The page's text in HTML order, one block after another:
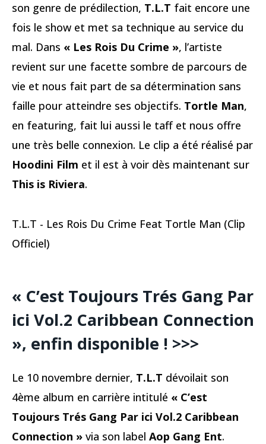
son genre de prédilection, T.L.T fait encore une
fois le show et met sa technique au service du
mal. Dans « Les Rois Du Crime », l’artiste
revient sur une facette sombre de parcours de
vie et nous fait part de sa détermination sans
faille pour atteindre ses objectifs. Tortle Man,
en featuring, fait lui aussi le taff et nous offre
une très belle connexion. Le clip a été réalisé par
Hoodini Film et il est à voir dès maintenant sur
This is Riviera.
T.L.T - Les Rois Du Crime Feat Tortle Man (Clip
Officiel)
« C’est Toujours Trés Gang Par
ici Vol.2 Caribbean Connection
», enfin disponible ! >>>
Le 10 novembre dernier, T.L.T dévoilait son
4ème album en carrière intitulé « C’est
Toujours Trés Gang Par ici Vol.2 Caribbean
Connection » via son label Aop Gang Ent.